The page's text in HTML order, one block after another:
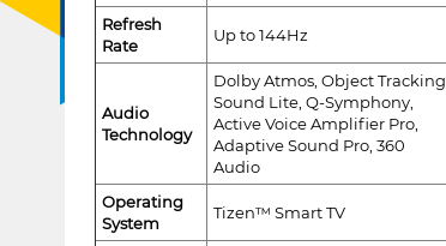
Refresh
Rate
Up to 144Hz
Audio
Technology
Dolby Atmos, Object Tracking
Sound Lite, Q-Symphony,
Active Voice Amplifier Pro,
Adaptive Sound Pro, 360
Audio
Operating
System
Tizen™ Smart TV